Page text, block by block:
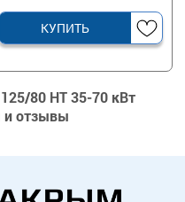
КУПИТЬ
80 НТ 35-70 кВт
и отзывы